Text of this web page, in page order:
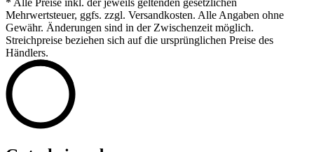
* Alle Preise inkl. der jeweils geltenden gesetzlichen
Mehrwertsteuer, ggfs. zzgl. Versandkosten. Alle Angaben ohne
Gewähr. Änderungen sind in der Zwischenzeit möglich.
Streichpreise beziehen sich auf die ursprünglichen Preise des
Händlers.